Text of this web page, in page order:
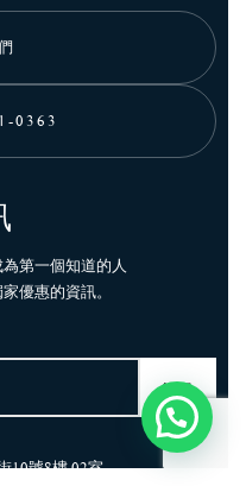
0363
第一個知道的人
優惠的資訊。
10號8樓 02室